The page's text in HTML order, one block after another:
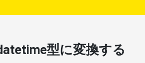
型に変換する